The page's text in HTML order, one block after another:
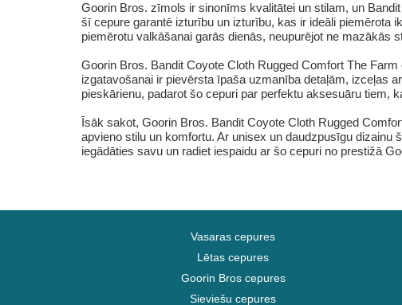
Goorin Bros. zīmols ir sinonīms kvalitātei un stilam, un
šī cepure garantē izturību un izturību, kas ir ideāli piemērota
piemērotu valkāšanai garās dienās, neupurējot ne mazākās
Goorin Bros. Bandit Coyote Cloth Rugged Comfort The
izgatavošanai ir pievērsta īpaša uzmanība detaļām, izceļas
pieskārienu, padarot šo cepuri par perfektu aksesuāru tiem,
Īsāk sakot, Goorin Bros. Bandit Coyote Cloth Rugged
apvieno stilu un komfortu. Ar unisex un daudzpusīgu
iegādāties savu un radiet iespaidu ar šo cepuri no prestižā
Vasaras cepures
Lētas cepures
Goorin Bros cepures
Sieviešu cepures